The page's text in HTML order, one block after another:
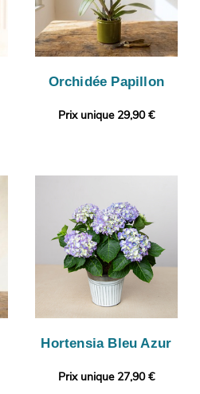
Orchidée Papillon
Prix unique 29,90 €
Hortensia Bleu Azur
Prix unique 27,90 €